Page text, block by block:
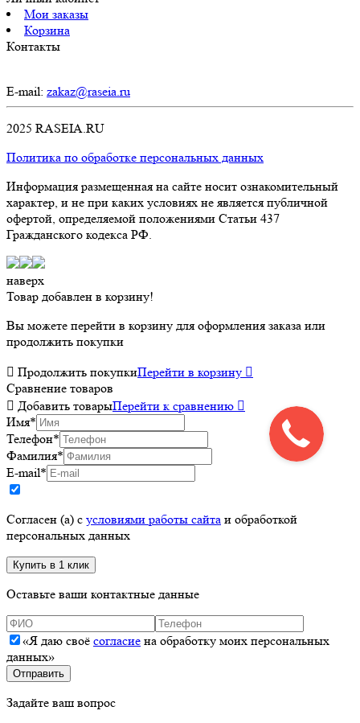
Мои заказы
Корзина
Контакты
E-mail: zakaz@raseia.ru
2025 RASEIA.RU
Политика по обработке персональных данных
Информация размещенная на сайте носит ознакомительный
характер, и не при каких условиях не является публичной
офертой, определяемой положениями Статьи 437
Гражданского кодекса РФ.
наверх
Товар добавлен в корзину!
Вы можете перейти в корзину для оформления заказа или
продолжить покупки
 Продолжить покупкиПерейти в корзину 
Сравнение товаров
 Добавить товарыПерейти к сравнению 
Имя*
Телефон*
Фамилия*
E-mail*
Согласен (а) с условиями работы сайта и обработкой
персональных данных
Оставьте ваши контактные данные
«Я даю своё согласие на обработку моих персональных
данных»
Задайте ваш вопрос